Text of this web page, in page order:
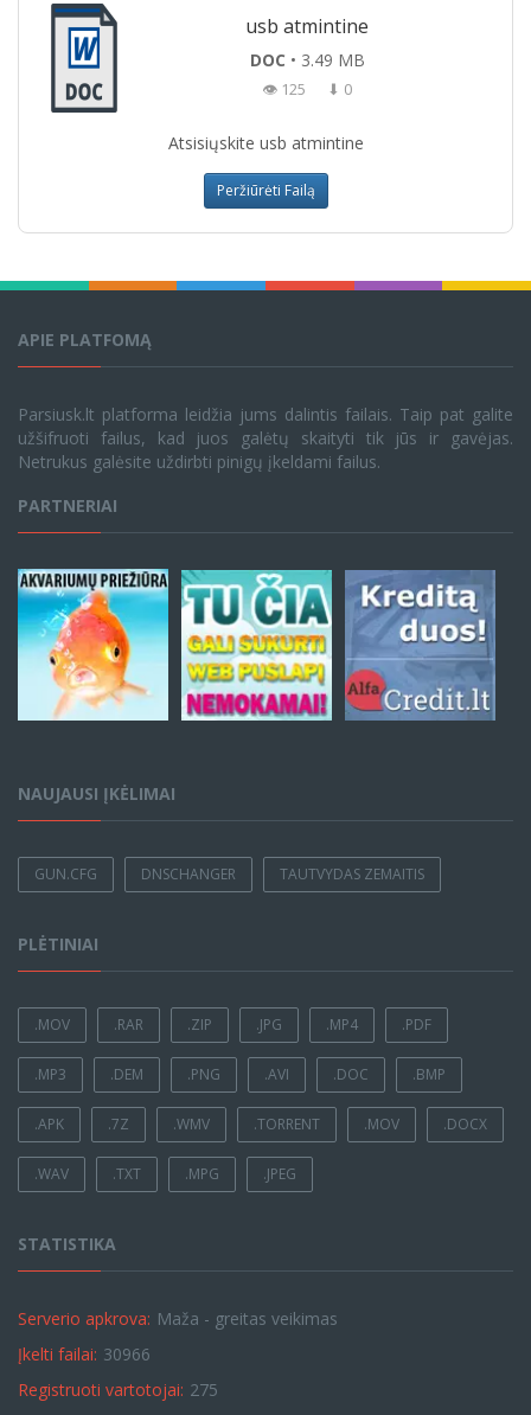
usb atmintine
DOC • 3.49 MB
👁 125 ⬇ 0
Atsisiųskite usb atmintine
Peržiūrėti Failą
APIE PLATFOMĄ
Parsiusk.lt platforma leidžia jums dalintis failais. Taip pat galite
užšifruoti failus, kad juos galėtų skaityti tik jūs ir gavėjas.
Netrukus galėsite uždirbti pinigų įkeldami failus.
PARTNERIAI
NAUJAUSI ĮKĖLIMAI
GUN.CFG DNSCHANGER TAUTVYDAS ZEMAITIS
PLĖTINIAI
.MOV .RAR .ZIP .JPG .MP4 .PDF
.MP3 .DEM .PNG .AVI .DOC .BMP
.APK .7Z .WMV .TORRENT .MOV .DOCX
.WAV .TXT .MPG .JPEG
STATISTIKA
Serverio apkrova: Maža - greitas veikimas
Įkelti failai: 30966
Registruoti vartotojai: 275